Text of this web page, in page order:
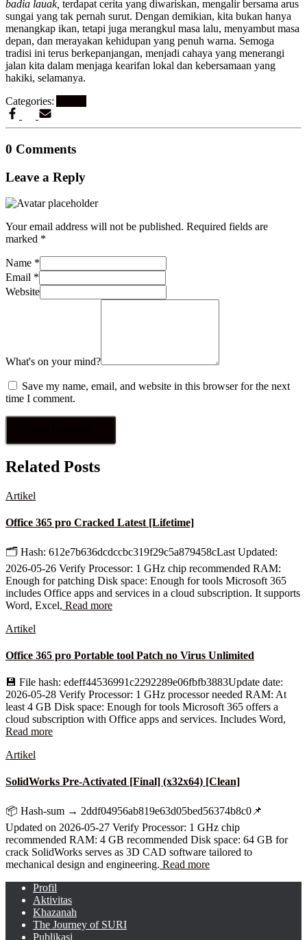
badia lauak, terdapat cerita yang diwariskan, mengalir bersama arus
sungai yang tak pernah surut. Dengan demikian, kita bukan hanya
menangkap ikan, tetapi juga merangkul masa lalu, menyambut masa
depan, dan merayakan kehidupan yang penuh warna. Semoga
tradisi ini terus berkepanjangan, menjadi cahaya yang menerangi
jalan kita dalam menjaga kearifan lokal dan kebersamaan yang
hakiki, selamanya.
Categories:
0 Comments
Leave a Reply
Your email address will not be published. Required fields are
marked *
Name *
Email *
Website
What's on your mind?
Save my name, email, and website in this browser for the next
time I comment.
Related Posts
Artikel
Office 365 pro Cracked Latest [Lifetime]
🗂 Hash: 612e7b636dcdccbc319f29c5a879458cLast Updated:
2026-05-26 Verify Processor: 1 GHz chip recommended RAM:
Enough for patching Disk space: Enough for tools Microsoft 365
includes Office apps and services in a cloud subscription. It supports
Word, Excel, Read more
Artikel
Office 365 pro Portable tool Patch no Virus Unlimited
💾 File hash: edeff44536991c2292289e06fbfb3883Update date:
2026-05-28 Verify Processor: 1 GHz processor needed RAM: At
least 4 GB Disk space: Enough for tools Microsoft 365 offers a
cloud subscription with Office apps and services. Includes Word,
Read more
Artikel
SolidWorks Pre-Activated [Final] (x32x64) [Clean]
📦 Hash-sum → 2ddf04956ab819e63d05bed56374b8c0📌
Updated on 2026-05-27 Verify Processor: 1 GHz chip
recommended RAM: 4 GB recommended Disk space: 64 GB for
crack SolidWorks serves as 3D CAD software tailored to
mechanical design and engineering. Read more
Profil
Aktivitas
Khazanah
The Journey of SURI
Publikasi